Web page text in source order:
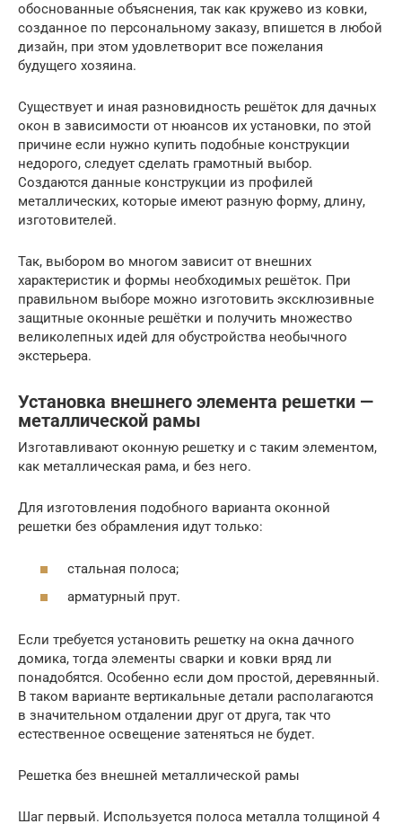
обоснованные объяснения, так как кружево из ковки,
созданное по персональному заказу, впишется в любой
дизайн, при этом удовлетворит все пожелания
будущего хозяина.
Существует и иная разновидность решёток для дачных
окон в зависимости от нюансов их установки, по этой
причине если нужно купить подобные конструкции
недорого, следует сделать грамотный выбор.
Создаются данные конструкции из профилей
металлических, которые имеют разную форму, длину,
изготовителей.
Так, выбором во многом зависит от внешних
характеристик и формы необходимых решёток. При
правильном выборе можно изготовить эксклюзивные
защитные оконные решётки и получить множество
великолепных идей для обустройства необычного
экстерьера.
Установка внешнего элемента решетки —
металлической рамы
Изготавливают оконную решетку и с таким элементом,
как металлическая рама, и без него.
Для изготовления подобного варианта оконной
решетки без обрамления идут только:
стальная полоса;
арматурный прут.
Если требуется установить решетку на окна дачного
домика, тогда элементы сварки и ковки вряд ли
понадобятся. Особенно если дом простой, деревянный.
В таком варианте вертикальные детали располагаются
в значительном отдалении друг от друга, так что
естественное освещение затеняться не будет.
Решетка без внешней металлической рамы
Шаг первый. Используется полоса металла толщиной 4